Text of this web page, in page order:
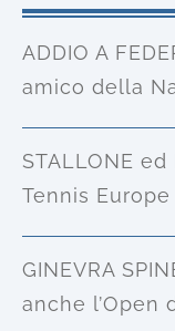
ADDIO A
amico della
STALLONE
Tennis
GINEVRA
anche l’Open